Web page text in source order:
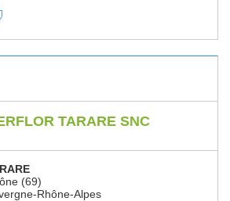
TARARE SNC
(69)
Rhône-Alpes